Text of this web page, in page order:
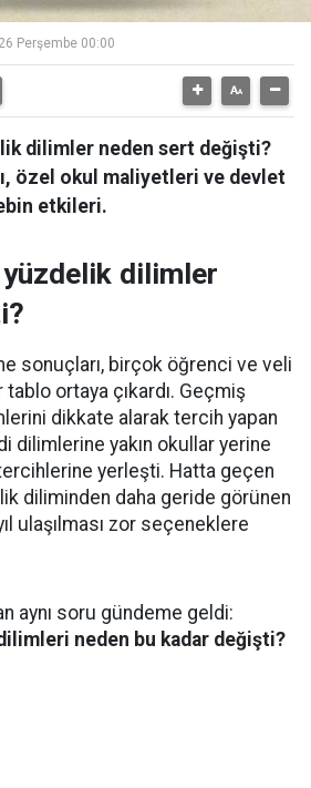
Perşembe 00:00
dilimler neden sert değişti?
özel okul maliyetleri ve devlet
etkileri.
yüzdelik dilimler
sonuçları, birçok öğrenci ve veli
ortaya çıkardı. Geçmiş
dikkate alarak tercih yapan
dilimlerine yakın okullar yerine
yerleşti. Hatta geçen
diliminden daha geride görünen
ulaşılması zor seçeneklere
aynı soru gündeme geldi:
neden bu kadar değişti?